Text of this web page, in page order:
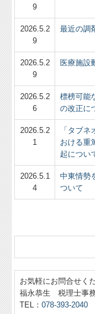
9
2026.5.2
9
最近の調
2026.5.2
9
医療施設
2026.5.2
6
標榜可能
の改正に
2026.5.2
1
「タブ
おける重
起につい
2026.5.1
4
中東情勢
ついて
お気軽にお問合せく
福永恭生 税理士事
TEL：078-393-2040